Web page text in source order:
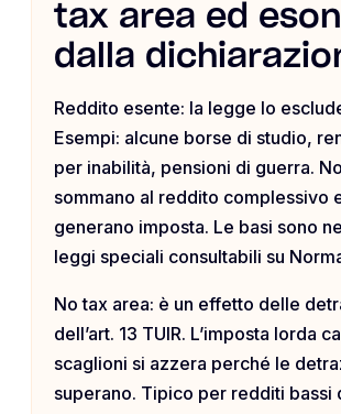
tax area ed
dalla
Reddito esente: la legge lo esclude
Esempi: alcune borse di studio,
per inabilità, pensioni di guerra.
sommano al reddito complessivo
generano imposta. Le basi sono
leggi speciali consultabili su
No tax area: è un effetto delle
dell’art. 13 TUIR. L’imposta lorda
scaglioni si azzera perché le
superano. Tipico per redditi bassi